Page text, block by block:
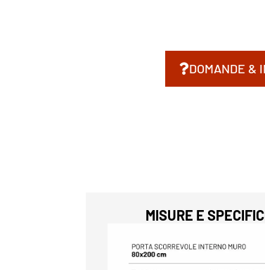
DOMANDE &
MISURE E